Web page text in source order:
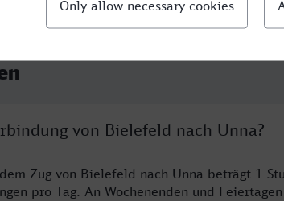
von Bielefeld nach Unna?
Zug von Bielefeld nach Unna beträgt 1
pro Tag. An Wochenenden und